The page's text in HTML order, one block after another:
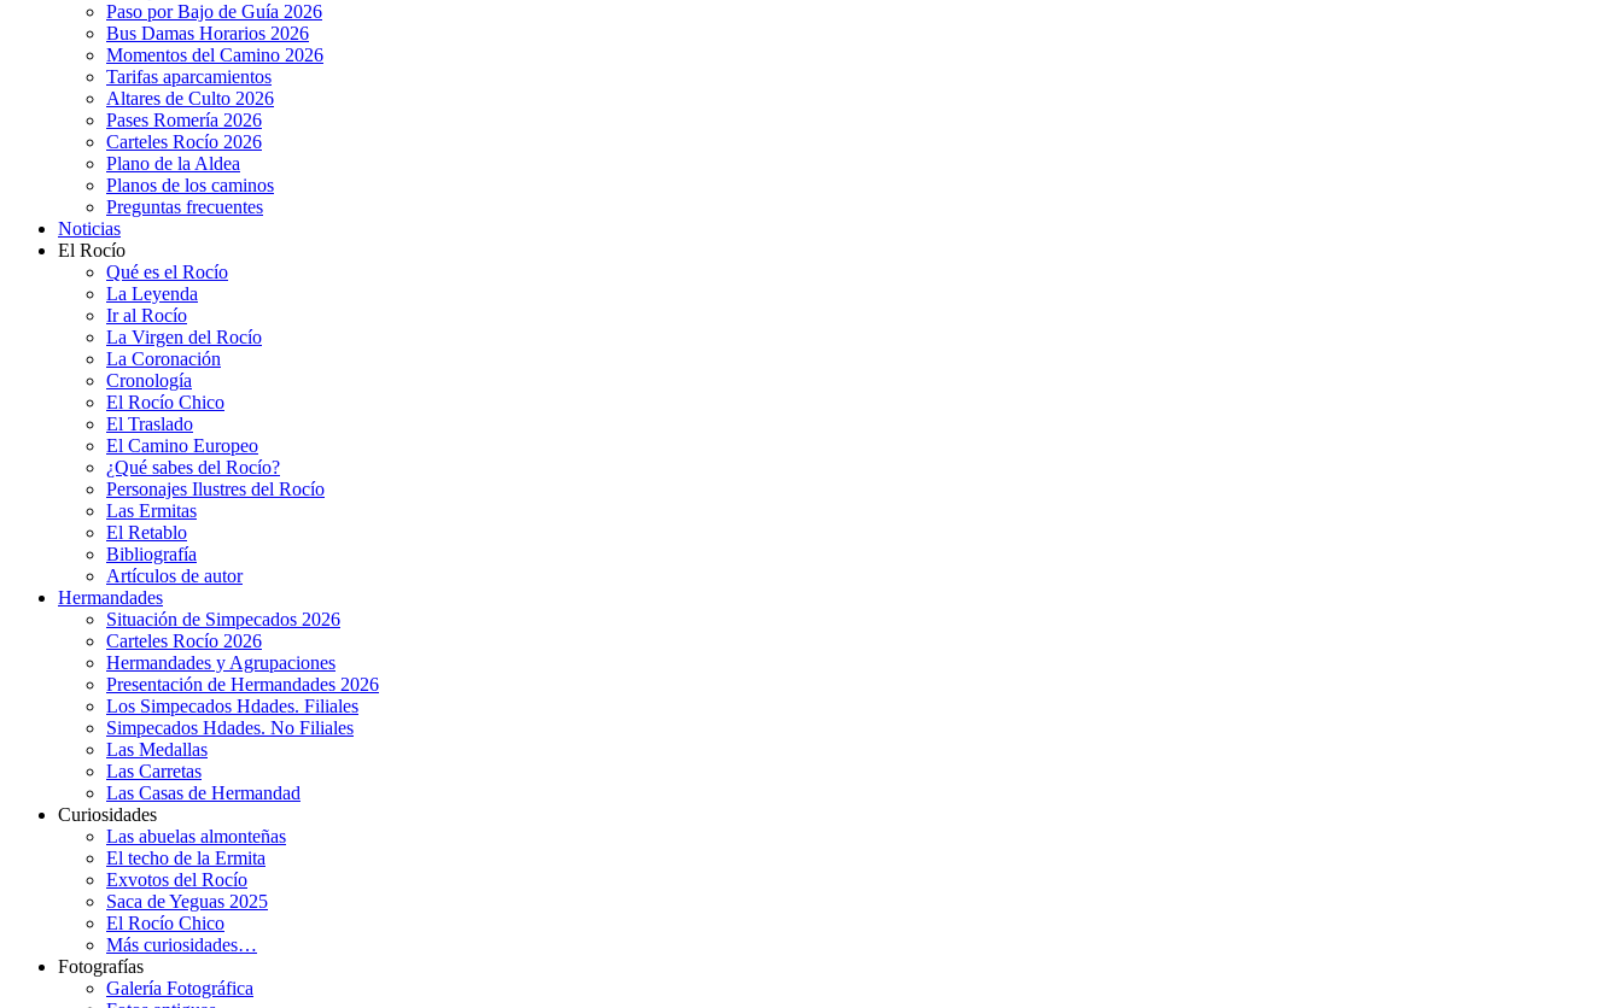
Paso por Bajo de Guía 2026
Bus Damas Horarios 2026
Momentos del Camino 2026
Tarifas aparcamientos
Altares de Culto 2026
Pases Romería 2026
Carteles Rocío 2026
Plano de la Aldea
Planos de los caminos
Preguntas frecuentes
Noticias
El Rocío
Qué es el Rocío
La Leyenda
Ir al Rocío
La Virgen del Rocío
La Coronación
Cronología
El Rocío Chico
El Traslado
El Camino Europeo
¿Qué sabes del Rocío?
Personajes Ilustres del Rocío
Las Ermitas
El Retablo
Bibliografía
Artículos de autor
Hermandades
Situación de Simpecados 2026
Carteles Rocío 2026
Hermandades y Agrupaciones
Presentación de Hermandades 2026
Los Simpecados Hdades. Filiales
Simpecados Hdades. No Filiales
Las Medallas
Las Carretas
Las Casas de Hermandad
Curiosidades
Las abuelas almonteñas
El techo de la Ermita
Exvotos del Rocío
Saca de Yeguas 2025
El Rocío Chico
Más curiosidades…
Fotografías
Galería Fotográfica